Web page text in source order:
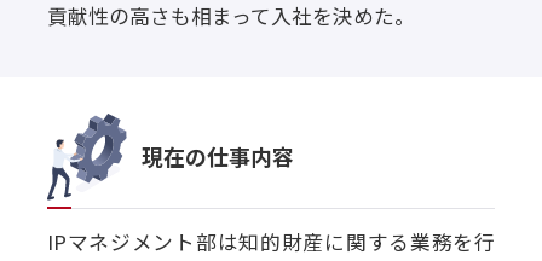
貢献性の高さも相まって入社を決めた。
現在の仕事内容
IPマネジメント部は知的財産に関する業務を行